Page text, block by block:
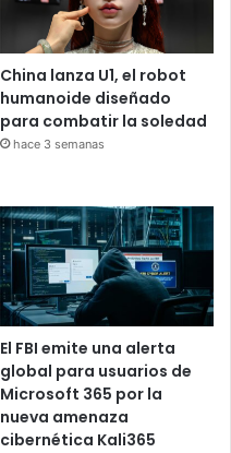
China lanza U1, el robot
humanoide diseñado
para combatir la soledad
hace 3 semanas
El FBI emite una alerta
global para usuarios de
Microsoft 365 por la
nueva amenaza
cibernética Kali365